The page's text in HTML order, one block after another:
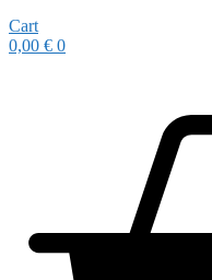
Cart
0,00 € 0